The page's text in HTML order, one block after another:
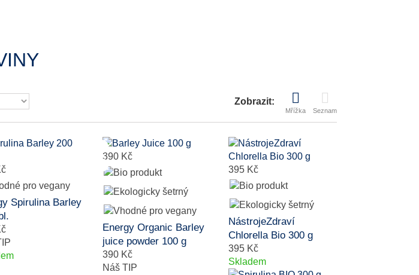
Zobrazit:
Mřížka Seznam
Spirulina Barley
390 Kč
Energy Organic Barley
juice powder 100 g
390 Kč
Náš TIP
395 Kč
NástrojeZdraví
Chlorella Bio 300 g
395 Kč
Skladem